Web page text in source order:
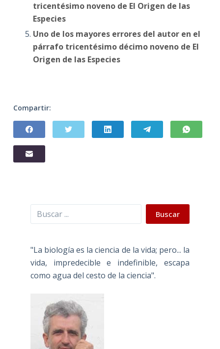
tricentésimo noveno de El Origen de las
Especies
Uno de los mayores errores del autor en el
párrafo tricentésimo décimo noveno de El
Origen de las Especies
Compartir:
Buscar Buscar
"La biología es la ciencia de la vida; pero... la
vida, impredecible e indefinible, escapa
como agua del cesto de la ciencia".